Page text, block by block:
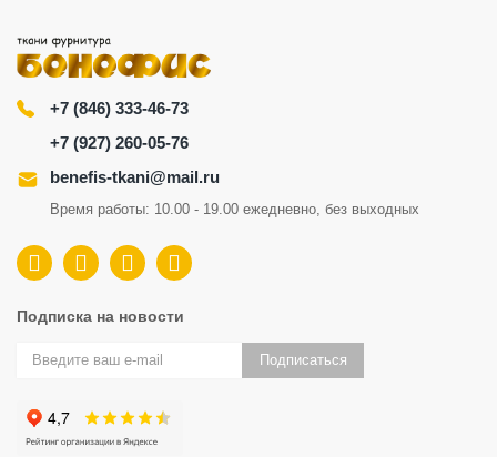
+7 (846) 333-46-73
+7 (927) 260-05-76
benefis-tkani@mail.ru
Время работы: 10.00 - 19.00 ежедневно, без выходных
Подписка на новости
Подписаться